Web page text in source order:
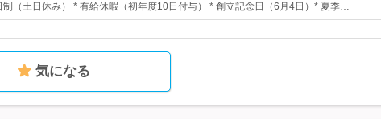
制（土日休み） * 有給休暇（初年度10日付与） * 創立記念日（6月4日）* 夏季…
気になる